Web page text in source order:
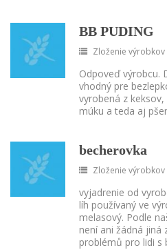
BB PUDING
Zloženie výrobkov
Odpoveď výrobcu.
vhodný pre
vyrobená z
múku a teda aj
becherovka
Zloženie výrobkov
vyjadrenie od
líh používaný ve
melasový. Podle
není ani žádná
problémů pro lidi s